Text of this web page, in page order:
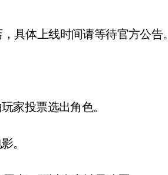
体上线时间请等待官方公告。
投票选出角色。
。